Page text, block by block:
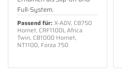
Full-System.
Passend für: X-ADV, CB750
Hornet, CRF1100L Africa
Twin, CB1000 Hornet,
NT1100, Forza 750